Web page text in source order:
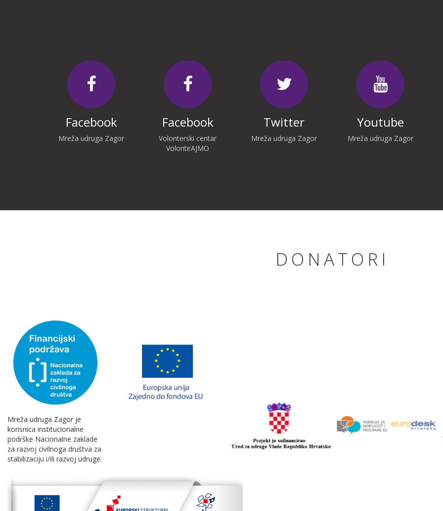
Facebook
Mreža udruga Zagor
Facebook
Volonterski centar
VolontirAJMO
Twitter
Mreža udruga Zagor
Youtube
Mreža udruga Zagor
DONATORI
Mreža udruga Zagor je
korisnica institucionalne
podrške Nacionalne zaklade
za razvoj civilnoga društva za
stabilizaciju i/ili razvoj udruge.